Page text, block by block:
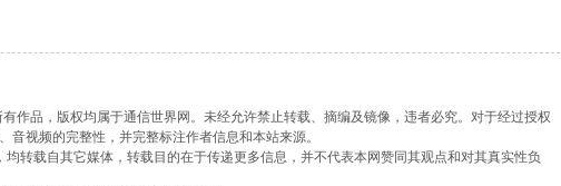
作品，版权均属于通信世界网。未经允许禁止转载、摘编及镜像，违者必究。对于经过授权
视频的完整性，并完整标注作者信息和本站来源。
转载自其它媒体，转载目的在于传递更多信息，并不代表本网赞同其观点和对其真实性负